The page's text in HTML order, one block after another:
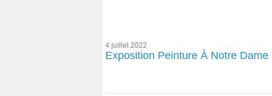
4 juillet 2022
Exposition Peinture À Notre Dame